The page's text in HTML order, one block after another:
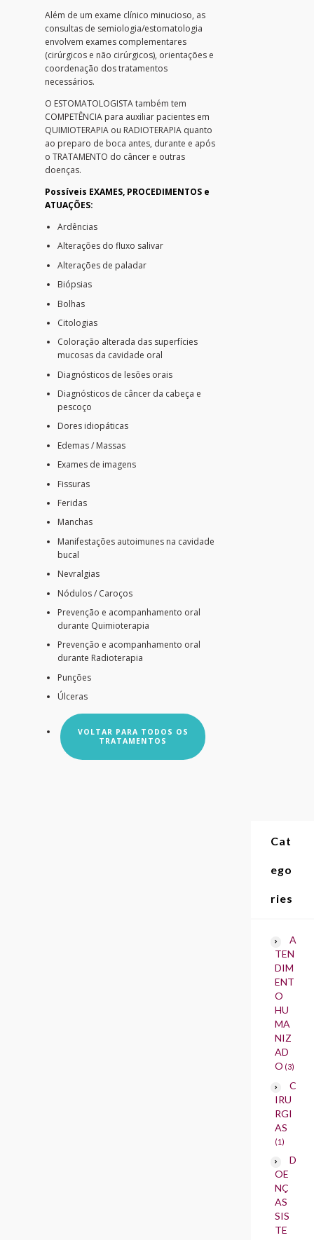
Além de um exame clínico minucioso, as
consultas de semiologia/estomatologia
envolvem exames complementares
(cirúrgicos e não cirúrgicos), orientações e
coordenação dos tratamentos
necessários.
O ESTOMATOLOGISTA também tem
COMPETÊNCIA para auxiliar pacientes em
QUIMIOTERAPIA ou RADIOTERAPIA quanto
ao preparo de boca antes, durante e após
o TRATAMENTO do câncer e outras
doenças.
Possíveis EXAMES, PROCEDIMENTOS e
ATUAÇÕES:
Ardências
Alterações do fluxo salivar
Alterações de paladar
Biópsias
Bolhas
Citologias
Coloração alterada das superfícies
mucosas da cavidade oral
Diagnósticos de lesões orais
Diagnósticos de câncer da cabeça e
pescoço
Dores idiopáticas
Edemas / Massas
Exames de imagens
Fissuras
Feridas
Manchas
Manifestações autoimunes na cavidade
bucal
Nevralgias
Nódulos / Caroços
Prevenção e acompanhamento oral
durante Quimioterapia
Prevenção e acompanhamento oral
durante Radioterapia
Punções
Úlceras
VOLTAR PARA TODOS OS
TRATAMENTOS
Cat
ego
ries
A
TEN
DIM
ENT
O
HU
MA
NIZ
AD
O (3)
C
IRU
RGI
AS
(1)
D
OE
NÇ
AS
SIS
TE